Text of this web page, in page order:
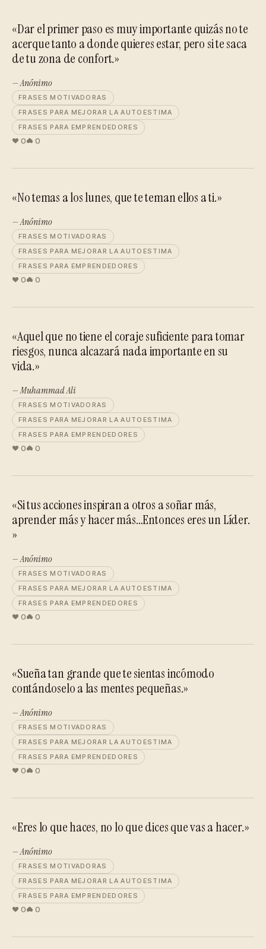
«Dar el primer paso es muy importante quizás no te
acerque tanto a donde quieres estar, pero si te saca
de tu zona de confort.»
— Anónimo
FRASES MOTIVADORAS
FRASES PARA MEJORAR LA AUTOESTIMA
FRASES PARA EMPRENDEDORES
0 0
«No temas a los lunes, que te teman ellos a ti.»
— Anónimo
FRASES MOTIVADORAS
FRASES PARA MEJORAR LA AUTOESTIMA
FRASES PARA EMPRENDEDORES
0 0
«Aquel que no tiene el coraje suficiente para tomar
riesgos, nunca alcazará nada importante en su
vida.»
— Muhammad Ali
FRASES MOTIVADORAS
FRASES PARA MEJORAR LA AUTOESTIMA
FRASES PARA EMPRENDEDORES
0 0
«Si tus acciones inspiran a otros a soñar más,
aprender más y hacer más…Entonces eres un Líder.
»
— Anónimo
FRASES MOTIVADORAS
FRASES PARA MEJORAR LA AUTOESTIMA
FRASES PARA EMPRENDEDORES
0 0
«Sueña tan grande que te sientas incómodo
contándoselo a las mentes pequeñas.»
— Anónimo
FRASES MOTIVADORAS
FRASES PARA MEJORAR LA AUTOESTIMA
FRASES PARA EMPRENDEDORES
0 0
«Eres lo que haces, no lo que dices que vas a hacer.»
— Anónimo
FRASES MOTIVADORAS
FRASES PARA MEJORAR LA AUTOESTIMA
FRASES PARA EMPRENDEDORES
0 0